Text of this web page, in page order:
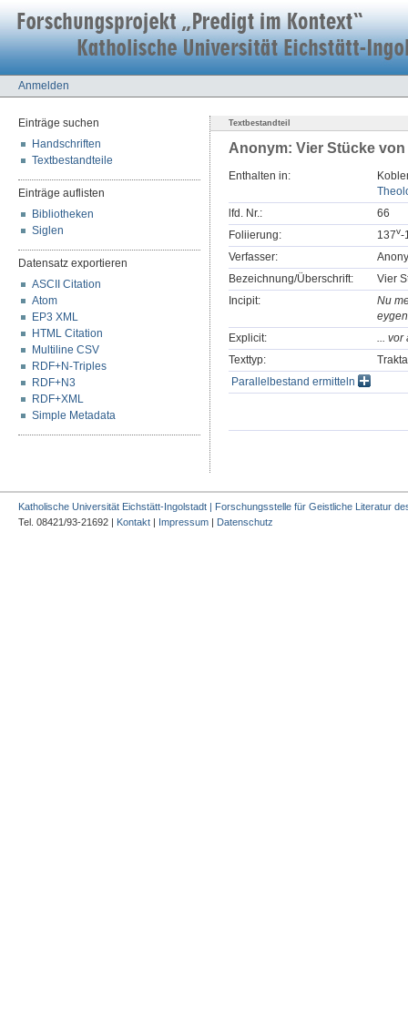
Anmelden
Einträge suchen
Handschriften
Textbestandteile
Einträge auflisten
Bibliotheken
Siglen
Datensatz exportieren
ASCII Citation
Atom
EP3 XML
HTML Citation
Multiline CSV
RDF+N-Triples
RDF+N3
RDF+XML
Simple Metadata
Textbestandteil
Anonym: Vier Stücke
Enthalten in:
lfd. Nr.:
66
Foliierung:
137v-
Verfasser:
Bezeichnung/Überschrift:
Vier
Incipit:
Nu
Explicit:
... vor
Texttyp:
Parallelbestand ermitteln
Katholische Universität Eichstätt-Ingolstadt | Forschungsstelle für Geistliche Literatur
Tel. 08421/93-21692 | Kontakt | Impressum | Datenschutz